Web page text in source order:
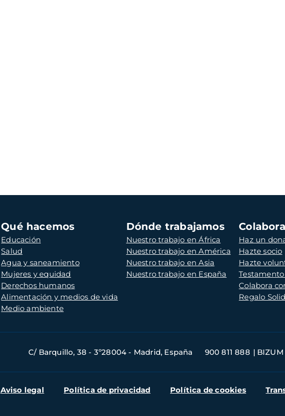
Qué hacemos
Educación
Salud
Agua y saneamiento
Mujeres y equidad
Derechos humanos
Alimentación y medios de vida
Medio ambiente
Dónde trabajamos
Nuestro trabajo en África
Nuestro trabajo en América
Nuestro trabajo en Asia
Nuestro trabajo en España
Colabora
Haz un
Hazte socio
Hazte
Colabora
Regalo
C/ Barquillo, 38 - 3º28004 - Madrid, España 900 811 888
Aviso legal Política de privacidad Política de cookies